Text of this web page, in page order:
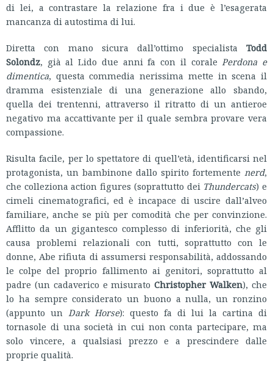
di lei, a contrastare la relazione fra i due è l’esagerata
mancanza di autostima di lui.
Diretta con mano sicura dall’ottimo specialista Todd
Solondz, già al Lido due anni fa con il coralePerdona e
dimentica, questa commedia nerissima mette in scena il
dramma esistenziale di una generazione allo sbando,
quella dei trentenni, attraverso il ritratto di un antieroe
negativo ma accattivante per il quale sembra provare vera
compassione.
Risulta facile, per lo spettatore di quell’età, identificarsi nel
protagonista, un bambinone dallo spirito fortemente nerd,
che colleziona action figures (soprattutto dei Thundercats) e
cimeli cinematografici, ed è incapace di uscire dall’alveo
familiare, anche se più per comodità che per convinzione.
Afflitto da un gigantesco complesso di inferiorità, che gli
causa problemi relazionali con tutti, soprattutto con le
donne, Abe rifiuta di assumersi responsabilità, addossando
le colpe del proprio fallimento ai genitori, soprattutto al
padre (un cadaverico e misuratoChristopher Walken), che
lo ha sempre considerato un buono a nulla, un ronzino
(appunto un Dark Horse): questo fa di lui la cartina di
tornasole di una società in cui non conta partecipare, ma
solo vincere, a qualsiasi prezzo e a prescindere dalle
proprie qualità.